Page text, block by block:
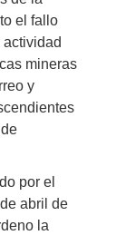
el fallo
actividad
mineras
y
por el
abril de
la